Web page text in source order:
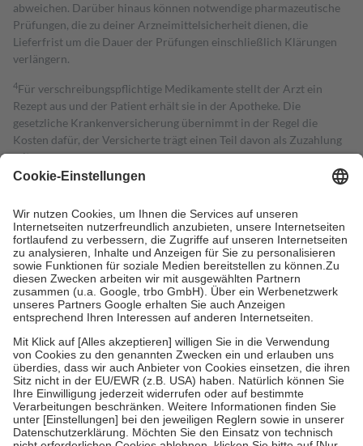
abweichen. Darüber hinaus können notwendige pharmazeutische
Prüfungen, die zu deiner Arzneimittelsicherheit dienen, die
Lieferfrist um die Dauer der Prüfungen einschließlich Klärungen
verlängern.
4Für verschreibungspflichtige Medikamente stellt der Arzt ein
Rezept aus und der Patient erhält sie in der Apotheke. Die
gesetzliche Krankenversicherung übernimmt in der Regel die
Kosten dafür, der Versicherte trägt einen Teil davon als Zuzahlung
mit.
Grundsätzlich leisten Mitglieder Zuzahlungen in Höhe von zehn
höchstens zehn Euro.
Es sind jedoch nie mehr als die tatsächlichen
Kosten der Leistung zu entrichten.
Diese Regeln gelten grundsätzlich auch für Online-Apotheken.
Bei Heilmitteln und häuslicher Krankenpflege beträgt die
Zuzahlung zehn Prozent der Kosten sowie zehn Euro je
Verordnung.
Um das Engagement der Versicherten für ihre eigene Gesundheit zu
stärken und die besondere Stellung der Familie zu unterstützen,
fallenkeine Zuzahlungenan bei:
• Kindern und Jugendlichen bis zum vollendeten 18. Lebensjahr
mit Ausnahme der Fahrkosten
• Untersuchungen zur Vorsorge und Früherkennung, die von der
GKV getragen werden
• empfohlenen Schutzimpfungen